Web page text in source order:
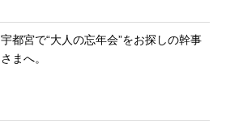
宇都宮で“大人の忘年会”をお探しの幹事
さまへ。